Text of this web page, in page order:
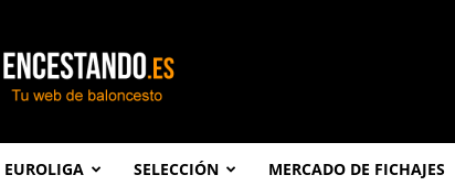
EUROLIGA SELECCIÓN MERCADO DE FICHAJES